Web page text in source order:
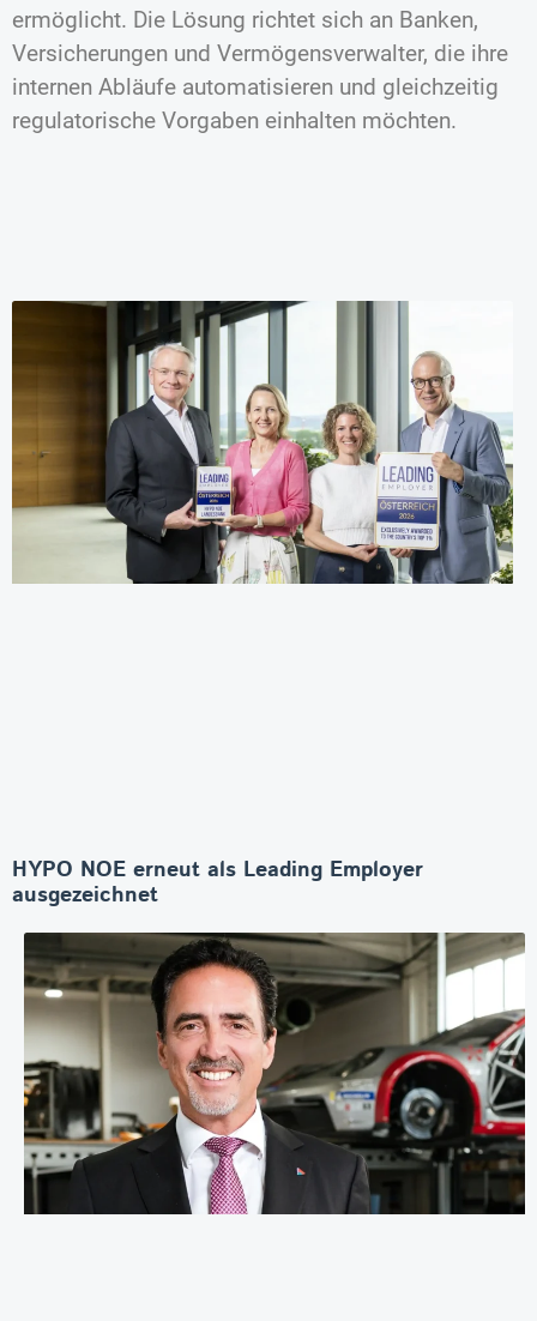
ermöglicht. Die Lösung richtet sich an Banken,
Versicherungen und Vermögensverwalter, die ihre
internen Abläufe automatisieren und gleichzeitig
regulatorische Vorgaben einhalten möchten.
HYPO NOE erneut als Leading Employer
ausgezeichnet